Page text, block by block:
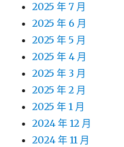
2025 年 7 月
2025 年 6 月
2025 年 5 月
2025 年 4 月
2025 年 3 月
2025 年 2 月
2025 年 1 月
2024 年 12 月
2024 年 11 月